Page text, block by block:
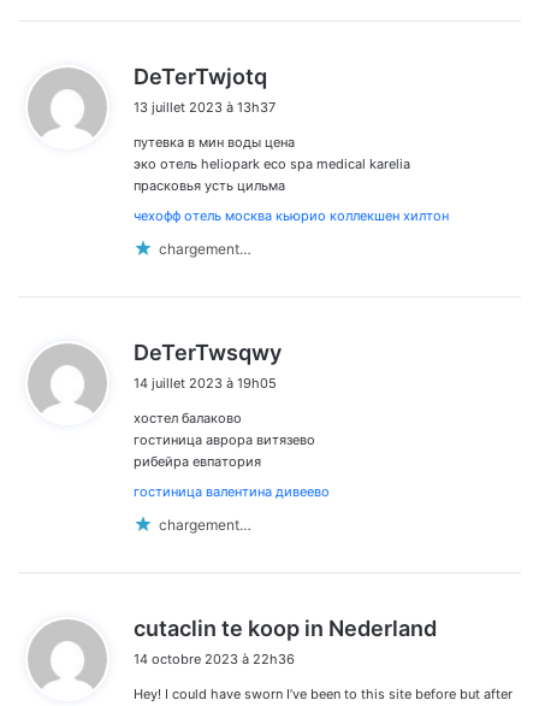
DeTerTwjotq
t
:
13 juillet 2023 à 13h37
путевка в мин воды цена
эко отель heliopark eco spa medical karelia
прасковья усть цильма
чехофф отель москва кьюрио коллекшен хилтон
chargement…
DeTerTwsqwy
:
14 juillet 2023 à 19h05
хостел балаково
гостиница аврора витязево
рибейра евпатория
гостиница валентина дивеево
chargement…
cutaclin te koop in Nederland
14 octobre 2023 à 22h36
Hey! I could have sworn I’ve been to this site before but after